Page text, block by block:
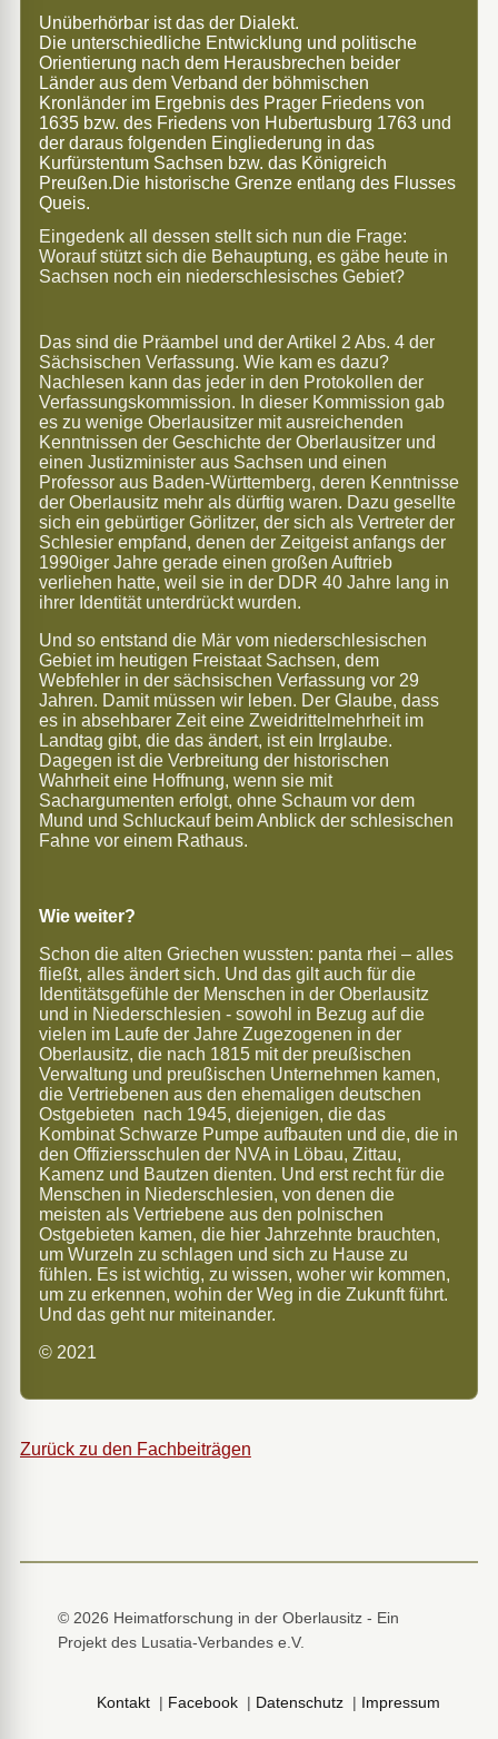
Unüberhörbar ist das der Dialekt.
Die unterschiedliche Entwicklung und politische
Orientierung nach dem Herausbrechen beider
Länder aus dem Verband der böhmischen
Kronländer im Ergebnis des Prager Friedens von
1635 bzw. des Friedens von Hubertusburg 1763 und
der daraus folgenden Eingliederung in das
Kurfürstentum Sachsen bzw. das Königreich
Preußen.Die historische Grenze entlang des Flusses
Queis.
Eingedenk all dessen stellt sich nun die Frage:
Worauf stützt sich die Behauptung, es gäbe heute in
Sachsen noch ein niederschlesisches Gebiet?
Das sind die Präambel und der Artikel 2 Abs. 4 der
Sächsischen Verfassung. Wie kam es dazu?
Nachlesen kann das jeder in den Protokollen der
Verfassungskommission. In dieser Kommission gab
es zu wenige Oberlausitzer mit ausreichenden
Kenntnissen der Geschichte der Oberlausitzer und
einen Justizminister aus Sachsen und einen
Professor aus Baden-Württemberg, deren Kenntnisse
der Oberlausitz mehr als dürftig waren. Dazu gesellte
sich ein gebürtiger Görlitzer, der sich als Vertreter der
Schlesier empfand, denen der Zeitgeist anfangs der
1990iger Jahre gerade einen großen Auftrieb
verliehen hatte, weil sie in der DDR 40 Jahre lang in
ihrer Identität unterdrückt wurden.
Und so entstand die Mär vom niederschlesischen
Gebiet im heutigen Freistaat Sachsen, dem
Webfehler in der sächsischen Verfassung vor 29
Jahren. Damit müssen wir leben. Der Glaube, dass
es in absehbarer Zeit eine Zweidrittelmehrheit im
Landtag gibt, die das ändert, ist ein Irrglaube.
Dagegen ist die Verbreitung der historischen
Wahrheit eine Hoffnung, wenn sie mit
Sachargumenten erfolgt, ohne Schaum vor dem
Mund und Schluckauf beim Anblick der schlesischen
Fahne vor einem Rathaus.
Wie weiter?
Schon die alten Griechen wussten: panta rhei – alles
fließt, alles ändert sich. Und das gilt auch für die
Identitätsgefühle der Menschen in der Oberlausitz
und in Niederschlesien - sowohl in Bezug auf die
vielen im Laufe der Jahre Zugezogenen in der
Oberlausitz, die nach 1815 mit der preußischen
Verwaltung und preußischen Unternehmen kamen,
die Vertriebenen aus den ehemaligen deutschen
Ostgebieten nach 1945, diejenigen, die das
Kombinat Schwarze Pumpe aufbauten und die, die in
den Offiziersschulen der NVA in Löbau, Zittau,
Kamenz und Bautzen dienten. Und erst recht für die
Menschen in Niederschlesien, von denen die
meisten als Vertriebene aus den polnischen
Ostgebieten kamen, die hier Jahrzehnte brauchten,
um Wurzeln zu schlagen und sich zu Hause zu
fühlen. Es ist wichtig, zu wissen, woher wir kommen,
um zu erkennen, wohin der Weg in die Zukunft führt.
Und das geht nur miteinander.
© 2021
Zurück zu den Fachbeiträgen
© 2026 Heimatforschung in der Oberlausitz - Ein
Projekt des Lusatia-Verbandes e.V.
Kontakt | Facebook | Datenschutz | Impressum